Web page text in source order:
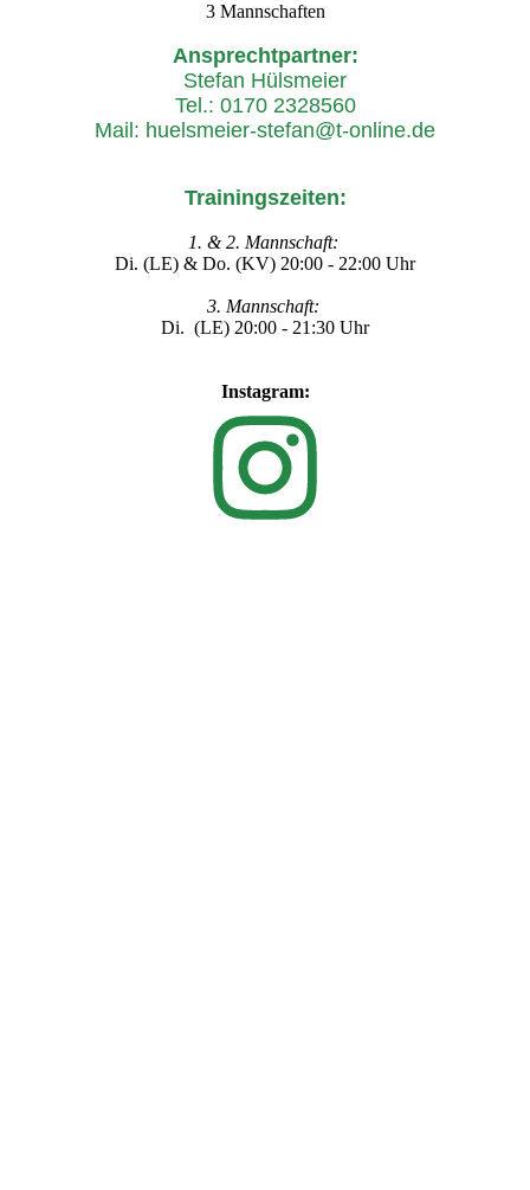
3 Mannschaften
Ansprechtpartner:
Stefan Hülsmeier
Tel.: 0170 2328560
Mail: huelsmeier-stefan@t-online.de
Trainingszeiten:
1. & 2. Mannschaft:
Di. (LE) & Do. (KV) 20:00 - 22:00 Uhr
3. Mannschaft:
Di. (LE) 20:00 - 21:30 Uhr
Instagram: